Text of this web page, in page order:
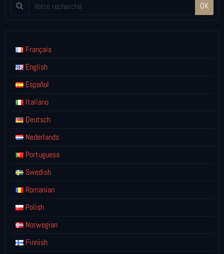
OK
Français
English
Español
Italiano
Deutsch
Nederlands
Portuguesa
Swedish
Romanian
Polish
Norwegian
Finnish